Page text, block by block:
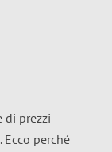
di prezzi
perché